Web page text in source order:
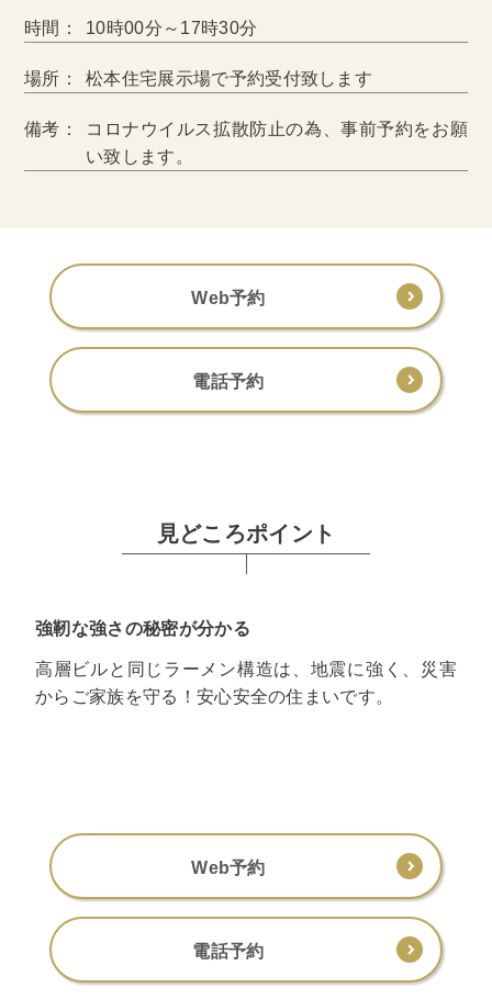
時間： 10時00分～17時30分
場所： 松本住宅展示場で予約受付致します
備考：
コロナウイルス拡散防止の為、事前予約をお願
い致します。
Web予約
電話予約
見どころポイント
強靭な強さの秘密が分かる
高層ビルと同じラーメン構造は、地震に強く、災害
からご家族を守る！安心安全の住まいです。
Web予約
電話予約